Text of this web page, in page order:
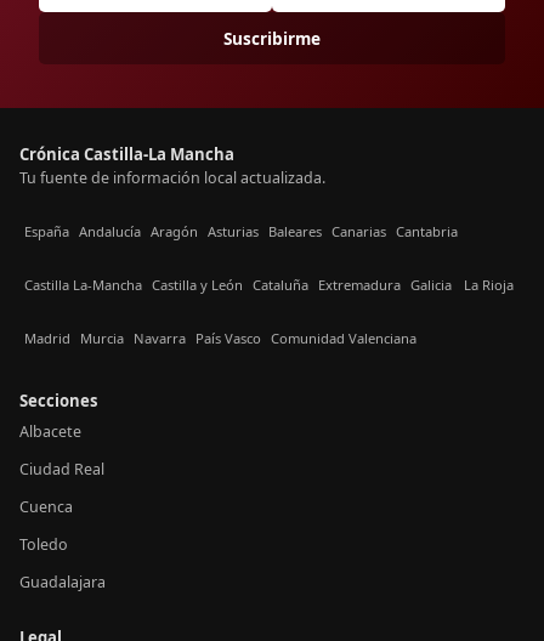
Suscribirme
Crónica Castilla-La Mancha
Tu fuente de información local actualizada.
España Andalucía Aragón Asturias Baleares Canarias Cantabria
Castilla La-Mancha Castilla y León Cataluña Extremadura Galicia La Rioja
Madrid Murcia Navarra País Vasco Comunidad Valenciana
Secciones
Albacete
Ciudad Real
Cuenca
Toledo
Guadalajara